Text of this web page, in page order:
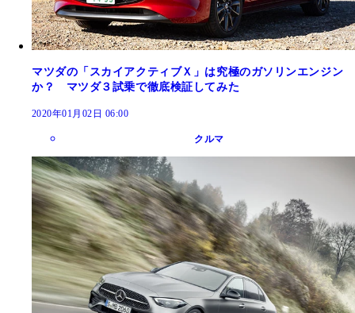
マツダの「スカイアクティブＸ」は究極のガソリンエンジン
か？ マツダ３試乗で徹底検証してみた
2020年01月02日 06:00
クルマ